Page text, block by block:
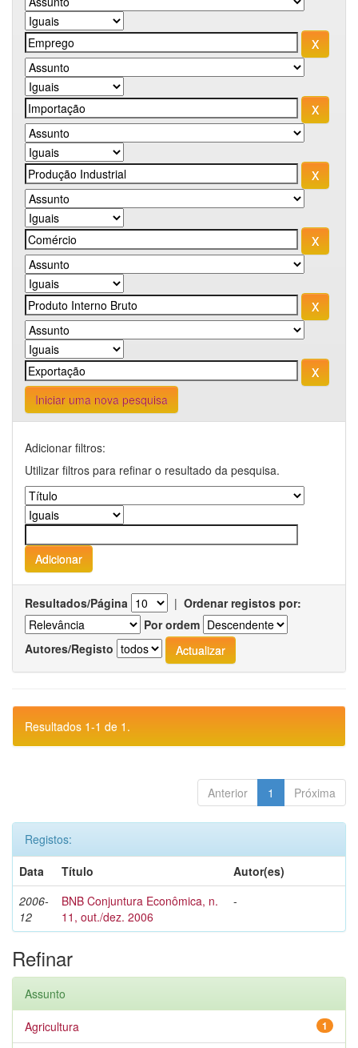
Iniciar uma nova pesquisa
Adicionar filtros:
Utilizar filtros para refinar o resultado da pesquisa.
Resultados/Página | Ordenar registos por:
Por ordem
Autores/Registo
Resultados 1-1 de 1.
Anterior 1 Próxima
Registos:
Data
Título
Autor(es)
2006-
12
BNB Conjuntura Econômica, n.
11, out./dez. 2006
-
Refinar
Assunto
1
Agricultura